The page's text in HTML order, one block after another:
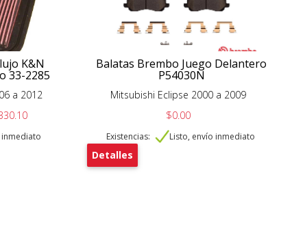
K&N
33-2285
a 2012
inmediato
Balatas Brembo Juego Delantero
P54030N
Mitsubishi Eclipse 2000 a 2009
$0.00
Existencias: Listo, envío inmediato
Detalles